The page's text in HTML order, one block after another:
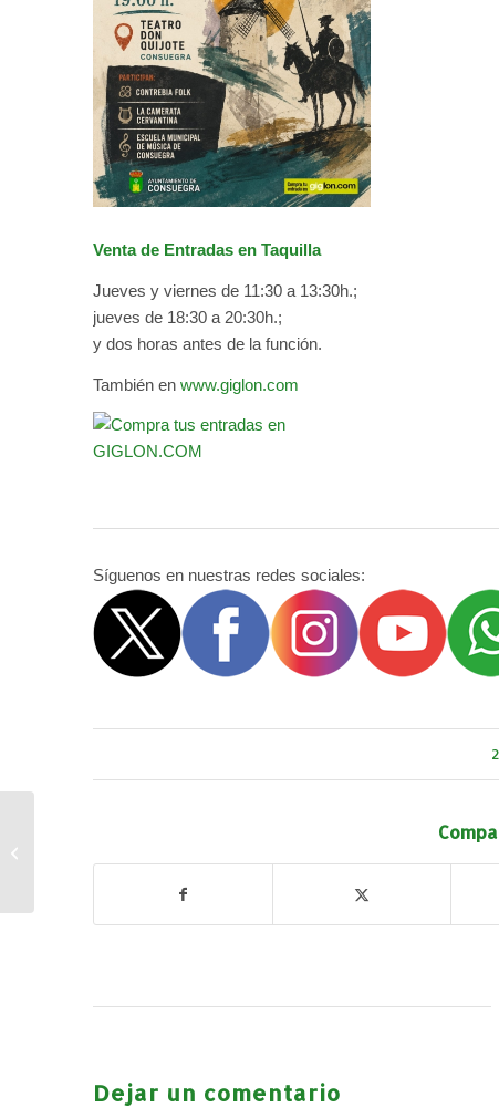
Venta de Entradas en Taquilla
Jueves y viernes de 11:30 a 13:30h.;
jueves de 18:30 a 20:30h.;
y dos horas antes de la función.
También en www.giglon.com
Síguenos en nuestras redes sociales:
Dejar un comentario
Verano 2026 (Junio y